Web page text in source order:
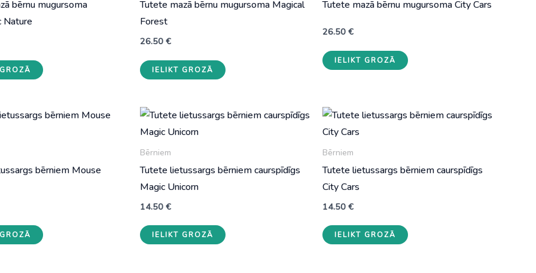
bērnu mugursoma
Nature
Tutete mazā bērnu mugursoma Magical
Forest
26.50 €
IELIKT GROZĀ
Tutete mazā bērnu mugursoma City Cars
26.50 €
IELIKT GROZĀ
bērniem Mouse
Bērniem
Tutete lietussargs bērniem caurspīdīgs
Magic Unicorn
14.50 €
IELIKT GROZĀ
Bērniem
Tutete lietussargs bērniem caurspīdīgs
City Cars
14.50 €
IELIKT GROZĀ